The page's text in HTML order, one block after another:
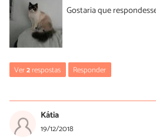
Gostaria que
Ver2respostas Responder
19/04/2019
Não, ele é mistura de persa
Kátia
19/12/2018